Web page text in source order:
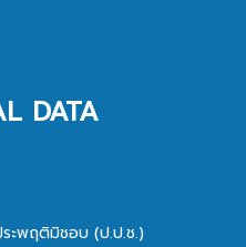
DATA
ระพฤติมิชอบ (ป.ป.ช.)